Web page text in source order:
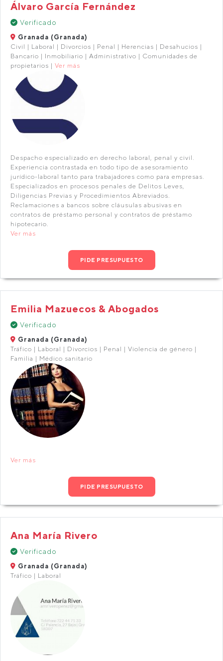
Álvaro García Fernández
Verificado
Granada (Granada)
Civil | Laboral | Divorcios | Penal | Herencias | Desahucios |
Bancario | Inmobiliario | Administrativo | Comunidades de
propietarios | Ver más
Despacho especializado en derecho laboral, penal y civil.
Experiencia contrastada en todo tipo de asesoramiento
jurídico-laboral tanto para trabajadores como para empresas.
Especializados en procesos penales de Delitos Leves,
Diligencias Previas y Procedimientos Abreviados.
Reclamaciones a bancos sobre cláusulas abusivas en
contratos de préstamo personal y contratos de préstamo
hipotecario.
Ver más
PIDE PRESUPUESTO
Emilia Mazuecos & Abogados
Verificado
Granada (Granada)
Tráfico | Laboral | Divorcios | Penal | Violencia de género |
Familia | Médico sanitario
Ver más
PIDE PRESUPUESTO
Ana María Rivero
Verificado
Granada (Granada)
Tráfico | Laboral